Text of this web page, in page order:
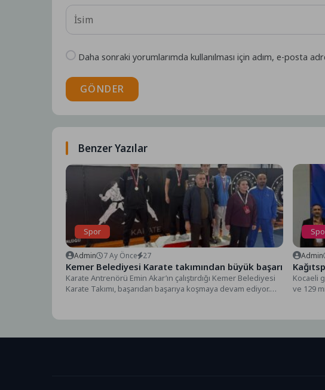
Daha sonraki yorumlarımda kullanılması için adım, e-posta
GÖNDER
Benzer Yazılar
Spor
Admin 7 Ay Önce 27
Kemer Belediyesi Karate takımından büyük başarı
Karate Antrenörü Emin Akar’ın çalıştırdığı Kemer Belediyesi
Karate Takımı, başarıdan başarıya koşmaya devam ediyor.
Admin
Kocaeli
ve 129